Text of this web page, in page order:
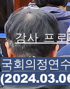
강사 프
국회의정연